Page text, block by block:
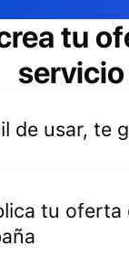
tu
de usar, te
tu oferta